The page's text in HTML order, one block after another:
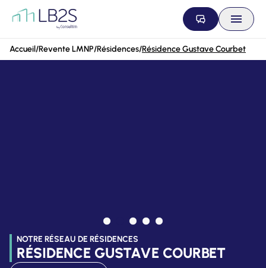
Aller au contenu
Accueil/Revente LMNP/Résidences/Résidence Gustave Courbet
NOTRE RÉSEAU DE RÉSIDENCES
RÉSIDENCE GUSTAVE COURBET